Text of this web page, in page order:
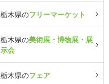
栃木県のフリーマーケット
栃木県の美術展・博物展・展
示会
栃木県のフェア